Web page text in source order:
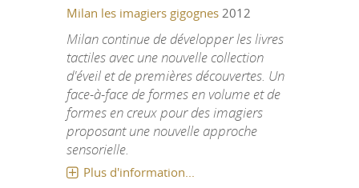
Milan les imagiers gigognes 2012
Milan continue de développer les livres
tactiles avec une nouvelle collection
d'éveil et de premières découvertes. Un
face-à-face de formes en volume et de
formes en creux pour des imagiers
proposant une nouvelle approche
sensorielle.
Plus d'information...